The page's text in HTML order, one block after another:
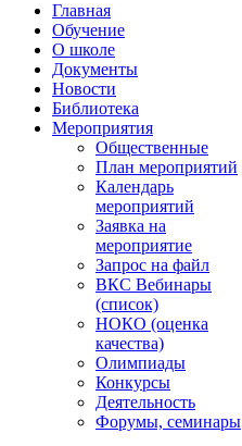
Главная
Обучение
О школе
Документы
Новости
Библиотека
Мероприятия
Общественные
План мероприятий
Календарь
мероприятий
Заявка на
мероприятие
Запрос на файл
ВКС Вебинары
(список)
НОКО (оценка
качества)
Олимпиады
Конкурсы
Деятельность
Форумы, семинары